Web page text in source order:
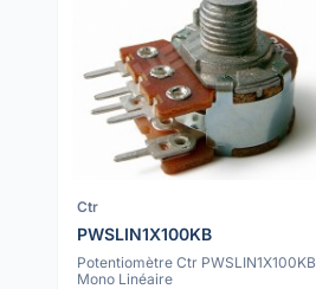
Ctr
PWSLIN1X100KB
Potentiomètre Ctr PWSLIN1X100KB
Mono Linéaire